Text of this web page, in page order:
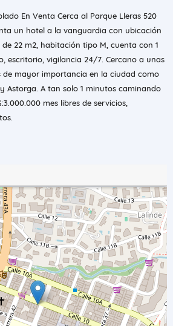
En Venta Cerca al Parque Lleras 520
un hotel a la vanguardia con ubicación
22 m2, habitación tipo M, cuenta con 1
escritorio, vigilancia 24/7. Cercano a unas
de mayor importancia en la ciudad como
Astorga. A tan solo 1 minutos caminando
mes libres de servicios,